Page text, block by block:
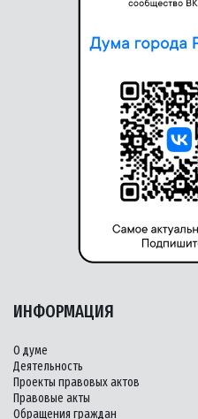
ИНФОРМАЦИЯ
О думе
Деятельность
Проекты правовых актов
Правовые акты
Обращения граждан